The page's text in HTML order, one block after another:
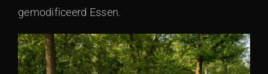
gemodificeerd Essen.